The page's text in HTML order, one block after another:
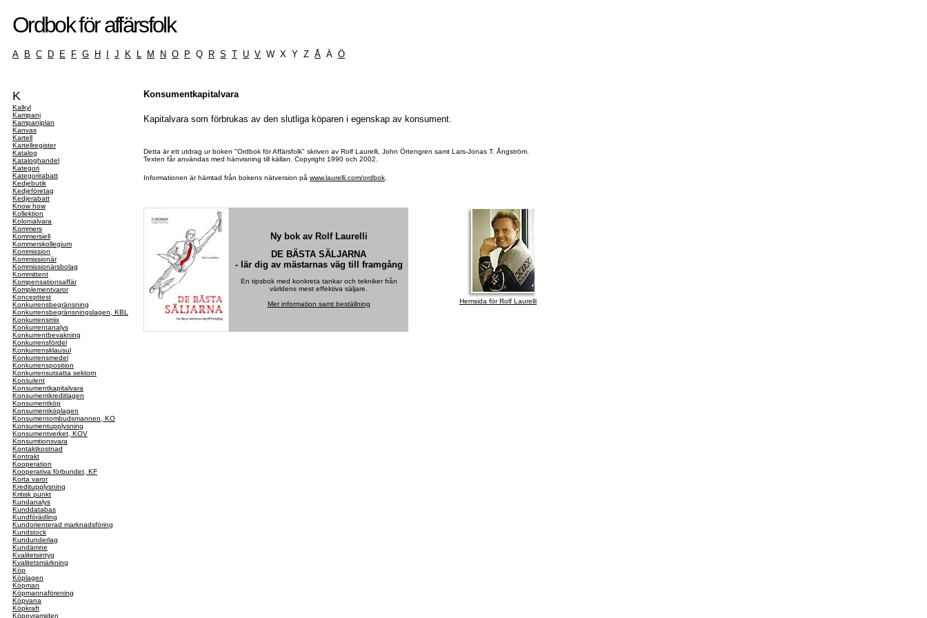
Ordbok för affärsfolk
A B C D E F G H J K L M N O P Q R S T U V W X Y Z Å Ä Ö
K
Kalkyl
Kampanj
Kampanjplan
Kanvas
Kartell
Kartellregister
Katalog
Kataloghandel
Kategori
Kategorirabatt
Kedjebutik
Kedjeföretag
Kedjerabatt
Know how
Kollektion
Kolonialvara
Kommers
Kommersiell
Kommerskollegium
Kommission
Kommissionär
Kommissionärsbolag
Kommittent
Kompensationsaffär
Komplementvaror
Koncepttest
Konkurrensbegränsning
Konkurrensbegränsningslagen, KBL
Konkurrensmix
Konkurrentanalys
Konkurrentbevakning
Konkurrensfördel
Konkurrensklausul
Konkurrensmedel
Konkurrensposition
Konkurrensutsatta sektorn
Konsulent
Konsumentkapitalvara
Konsumentkreditlagen
Konsumentköp
Konsumentköplagen
Konsumentombudsmannen, KO
Konsumentupplysning
Konsumentverket, KOV
Konsumtionsvara
Kontaktkostnad
Kontrakt
Kooperation
Kooperativa förbundet, KF
Korta varor
Kreditupplysning
Kritisk punkt
Kundanalys
Kunddatabas
Kundförädling
Kundorienterad marknadsföring
Kundstock
Kundunderlag
Kundämne
Kvalitetsintyg
Kvalitetsmärkning
Köp
Köplagen
Köpman
Köpmannaförening
Köpvana
Köpkraft
Köppyramiden
Konsumentkapitalvara
Kapitalvara som förbrukas av den slutliga köparen i egenskap av konsument.
Detta är ett utdrag ur boken "Ordbok för Affärsfolk" skriven av Rolf Laurelli, John Örtengren samt Lars-Jonas T. Ångström.
Texten får användas med hänvisning till källan. Copyright 1990 och 2002.
Informationen är hämtad från bokens nätversion på www.laurelli.com/ordbok.
Ny bok av Rolf Laurelli
DE BÄSTA SÄLJARNA
- lär dig av mästarnas väg till framgång
En tipsbok med konkreta tankar och tekniker från
världens mest effektiva säljare.
Mer information samt beställning
Hemsida för Rolf Laurelli